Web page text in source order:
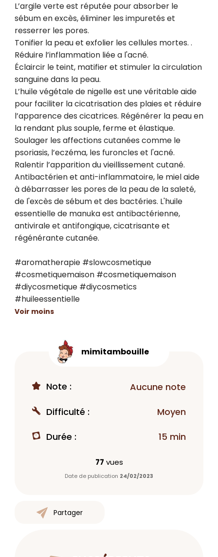
L’argile verte est réputée pour absorber le
sébum en excès, éliminer les impuretés et
resserrer les pores.
Tonifier la peau et exfolier les cellules mortes. .
Réduire l’inflammation liée a l'acné.
Éclaircir le teint, matifier et stimuler la circulation
sanguine dans la peau.
L’huile végétale de nigelle est une véritable aide
pour faciliter la cicatrisation des plaies et réduire
l’apparence des cicatrices. Régénérer la peau en
la rendant plus souple, ferme et élastique.
Soulager les affections cutanées comme le
psoriasis, l’eczéma, les furoncles et l'acné.
Ralentir l’apparition du vieillissement cutané.
Antibactérien et anti-inflammatoire, le miel aide
à débarrasser les pores de la peau de la saleté,
de l'excès de sébum et des bactéries. L'huile
essentielle de manuka est antibactérienne,
antivirale et antifongique, cicatrisante et
régénérante cutanée.
#aromatherapie #slowcosmetique
#cosmetiquemaison #cosmetiquemaison
#diycosmetique #diycosmetics
#huileessentielle
Voir moins
mimitambouille
Note : Aucune note
Difficulté : Moyen
Durée : 15 min
77 vues
Date de publication 24/02/2023
Partager